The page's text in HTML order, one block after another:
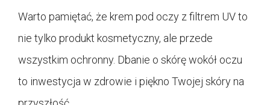
Warto pamiętać, że krem pod oczy z filtrem UV to
nie tylko produkt kosmetyczny, ale przede
wszystkim ochronny. Dbanie o skórę wokół oczu
to inwestycja w zdrowie i piękno Twojej skóry na